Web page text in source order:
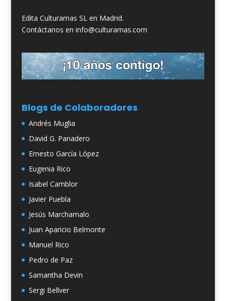
Edita Culturamas SL en Madrid.
Contáctanos en info@culturamas.com
Blogs de Colaboradores
Andrés Muglia
David G. Panadero
Ernesto García López
Eugenia Rico
Isabel Camblor
Javier Puebla
Jesús Marchamalo
Juan Aparicio Belmonte
Manuel Rico
Pedro de Paz
Samantha Devin
Sergi Bellver